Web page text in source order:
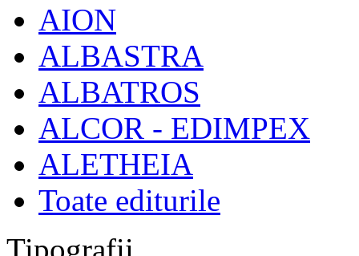
AION
ALBASTRA
ALBATROS
ALCOR - EDIMPEX
ALETHEIA
Toate editurile